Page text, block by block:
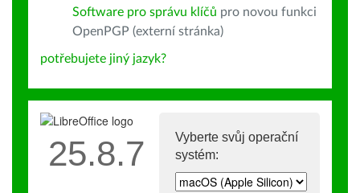
Software pro správu klíčů pro novou funkci
OpenPGP (externí stránka)
potřebujete jiný jazyk?
Vyberte svůj operační
systém:
25.8.7